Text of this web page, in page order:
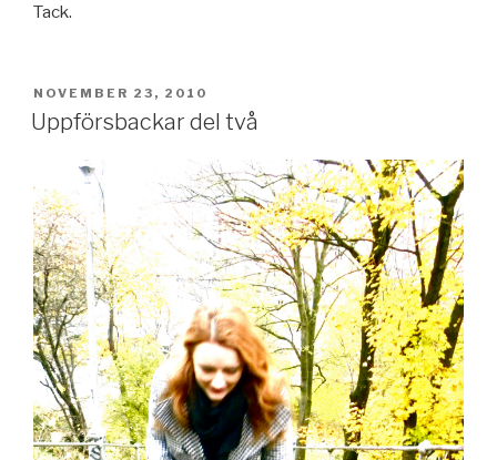
Tack.
PUBLICERAT
NOVEMBER 23, 2010
Uppförsbackar del två